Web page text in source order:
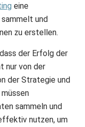
eine
und
zu erstellen.
der Erfolg der
nur von der
der Strategie und
sammeln und
nutzen, um